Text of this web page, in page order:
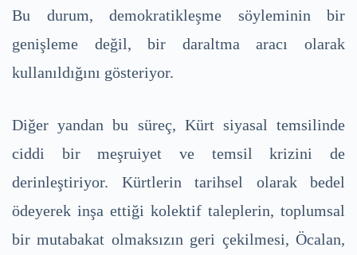
Bu durum, demokratikleşme söyleminin bir
genişleme değil, bir daraltma aracı olarak
kullanıldığını gösteriyor.
Diğer yandan bu süreç, Kürt siyasal temsilinde
ciddi bir meşruiyet ve temsil krizini de
derinleştiriyor. Kürtlerin tarihsel olarak bedel
ödeyerek inşa ettiği kolektif taleplerin, toplumsal
bir mutabakat olmaksızın geri çekilmesi, Öcalan,